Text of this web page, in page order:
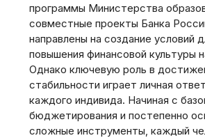
программы Министерства
совместные проекты Банка
направлены на создание условий
повышения финансовой культуры
Однако ключевую роль в
стабильности играет личная
каждого индивида. Начиная с
бюджетирования и постепенно
сложные инструменты‚ каждый